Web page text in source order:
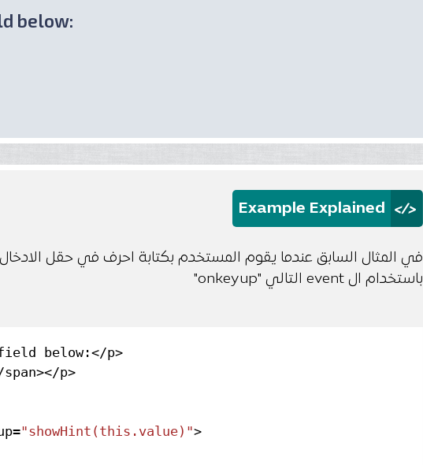
below:
</>
Example Explained
باستخدام ال event التالي "onkeyup"
below:</p>
span></p>
"showHint(this.value)">